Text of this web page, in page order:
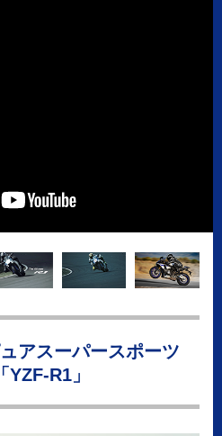
アスーパースポーツ
YZF-R1」